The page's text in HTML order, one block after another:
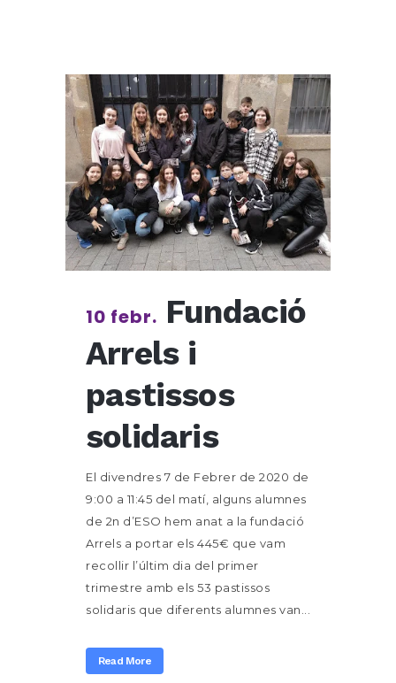
10 febr. Fundació
Arrels i
pastissos
solidaris
El divendres 7 de Febrer de 2020 de
9:00 a 11:45 del matí, alguns alumnes
de 2n d’ESO hem anat a la fundació
Arrels a portar els 445€ que vam
recollir l’últim dia del primer
trimestre amb els 53 pastissos
solidaris que diferents alumnes van...
Read More